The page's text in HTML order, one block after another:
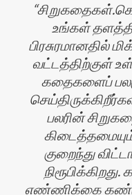
உங்கள்
பிரசுரமானதில்
வட்டத்திற்குள்
கதைகளைப்
பலரின்
குறைந்து
எண்ணிக்கை